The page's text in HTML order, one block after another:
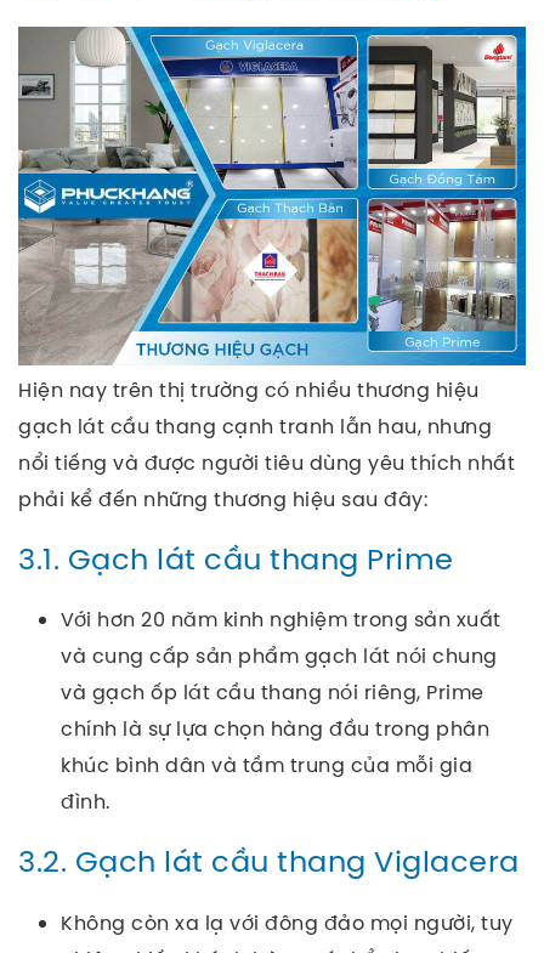
Hiện nay trên thị trường có nhiều thương hiệu
gạch lát cầu thang cạnh tranh lẫn hau, nhưng
nổi tiếng và được người tiêu dùng yêu thích nhất
phải kể đến những thương hiệu sau đây:
3.1. Gạch lát cầu thang Prime
Với hơn 20 năm kinh nghiệm trong sản xuất
và cung cấp sản phẩm gạch lát nói chung
và gạch ốp lát cầu thang nói riêng, Prime
chính là sự lựa chọn hàng đầu trong phân
khúc bình dân và tầm trung của mỗi gia
đình.
3.2. Gạch lát cầu thang Viglacera
Không còn xa lạ với đông đảo mọi người, tuy